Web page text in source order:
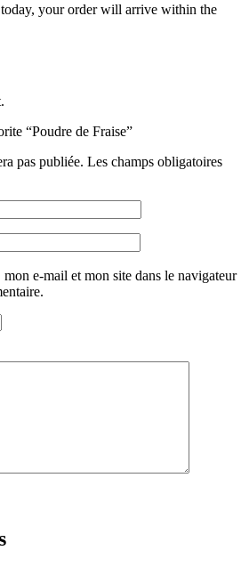
your order will arrive within the
“Poudre de Fraise”
pas publiée. Les champs obligatoires
e-mail et mon site dans le navigateur